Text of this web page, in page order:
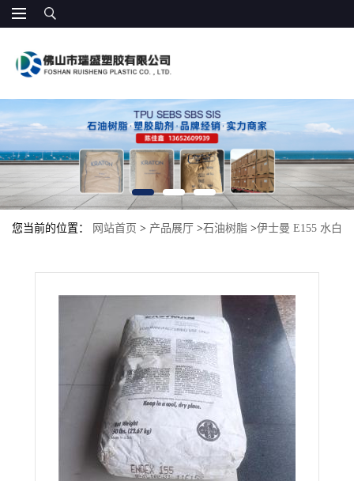
您当前的位置： 网站首页 > 产品展厅 >石油树脂 >伊士曼 E155 水白